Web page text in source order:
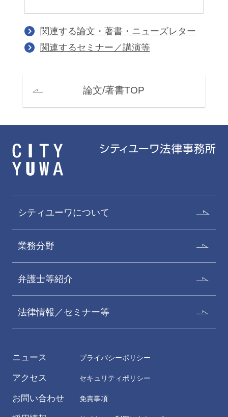
関連する論文・著書・ニューズレター
関連するセミナー／講演等
論文/著書TOP
シティユーワについて
業務分野
弁護士等紹介
法律情報／セミナー等
ニュース
アクセス
お問い合わせ
プライバシーポリシー
セキュリティポリシー
免責事項